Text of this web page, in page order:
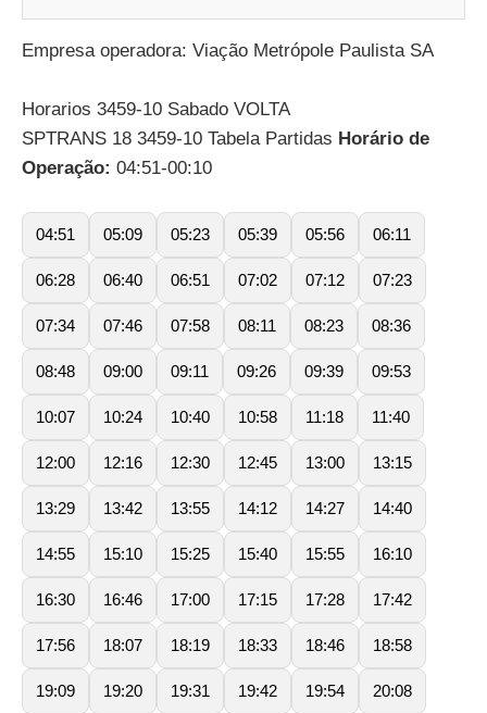
Empresa operadora: Viação Metrópole Paulista SA
Horarios 3459-10 Sabado VOLTA
SPTRANS 18 3459-10 Tabela Partidas Horário de
Operação: 04:51-00:10
04:51 05:09 05:23 05:39 05:56 06:11
06:28 06:40 06:51 07:02 07:12 07:23
07:34 07:46 07:58 08:11 08:23 08:36
08:48 09:00 09:11 09:26 09:39 09:53
10:07 10:24 10:40 10:58 11:18 11:40
12:00 12:16 12:30 12:45 13:00 13:15
13:29 13:42 13:55 14:12 14:27 14:40
14:55 15:10 15:25 15:40 15:55 16:10
16:30 16:46 17:00 17:15 17:28 17:42
17:56 18:07 18:19 18:33 18:46 18:58
19:09 19:20 19:31 19:42 19:54 20:08